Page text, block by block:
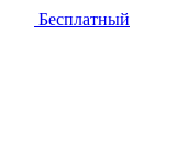
Бесплатный